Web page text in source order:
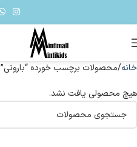
خانه محصولات برچسب خورده “بارونی”
هیچ محصولی یافت نشد.